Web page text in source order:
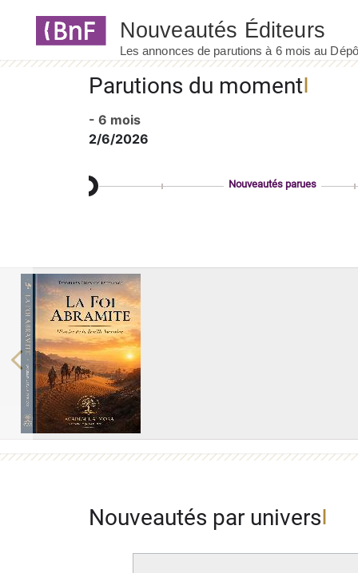
Parutions du moment
- 6 mois
2/6/2026
Nouveautés parues
Previous
Nouveautés par univers